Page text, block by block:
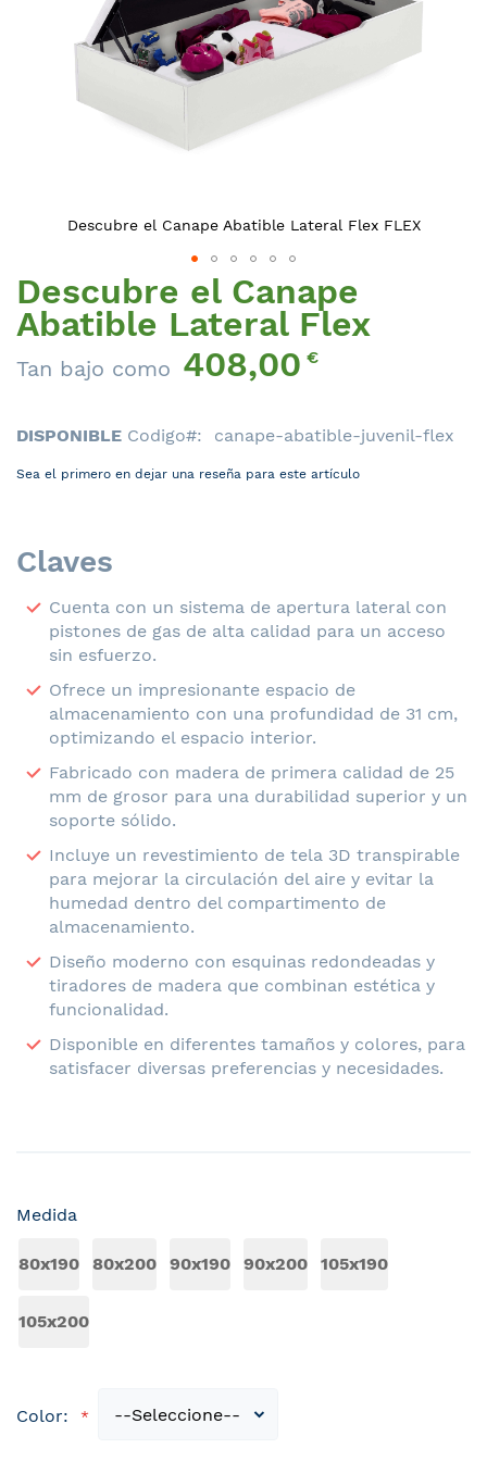
Descubre el Canape
Abatible Lateral Flex
Tan bajo como 408,00€
DISPONIBLE Codigo canape-abatible-juvenil-flex
Sea el primero en dejar una reseña para este artículo
Claves
Cuenta con un sistema de apertura lateral con
pistones de gas de alta calidad para un acceso
sin esfuerzo.
Ofrece un impresionante espacio de
almacenamiento con una profundidad de 31 cm,
optimizando el espacio interior.
Fabricado con madera de primera calidad de 25
mm de grosor para una durabilidad superior y un
soporte sólido.
Incluye un revestimiento de tela 3D transpirable
para mejorar la circulación del aire y evitar la
humedad dentro del compartimento de
almacenamiento.
Diseño moderno con esquinas redondeadas y
tiradores de madera que combinan estética y
funcionalidad.
Disponible en diferentes tamaños y colores, para
satisfacer diversas preferencias y necesidades.
Medida
80x190 80x200 90x190 90x200 105x190
105x200
Color:
Descubre el Canape Abatible Lateral Flex FLEX
Saltar
al
comienzo
de
la
de